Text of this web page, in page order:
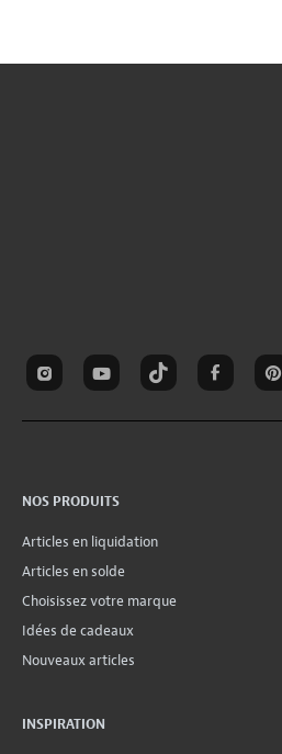
NOS PRODUITS
Articles en liquidation
Articles en solde
Choisissez votre marque
Idées de cadeaux
Nouveaux articles
INSPIRATION